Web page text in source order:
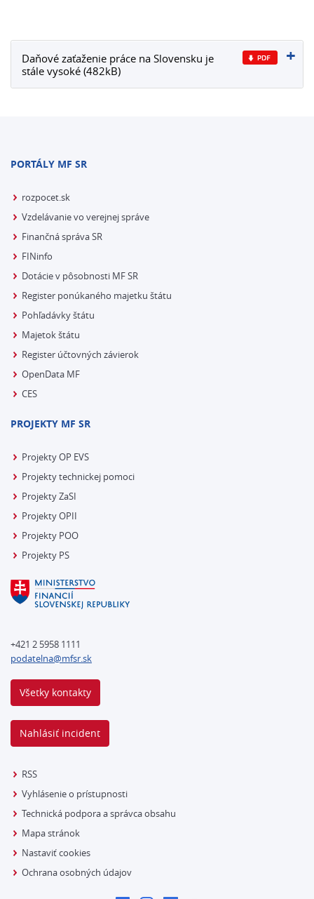
Daňové zaťaženie práce na Slovensku je
stále vysoké (482kB)
PORTÁLY MF SR
rozpocet.sk
Vzdelávanie vo verejnej správe
Finančná správa SR
FINinfo
Dotácie v pôsobnosti MF SR
Register ponúkaného majetku štátu
Pohľadávky štátu
Majetok štátu
Register účtovných závierok
OpenData MF
CES
PROJEKTY MF SR
Projekty OP EVS
Projekty technickej pomoci
Projekty ZaSI
Projekty OPII
Projekty POO
Projekty PS
+421 2 5958 1111
podatelna@mfsr.sk
Všetky kontakty
Nahlásiť incident
RSS
Vyhlásenie o prístupnosti
Technická podpora a správca obsahu
Mapa stránok
Nastaviť cookies
Ochrana osobných údajov